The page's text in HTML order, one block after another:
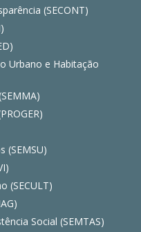
(SECONT)
Urbano e Habitação
(SEMSU)
(SECULT)
Social (SEMTAS)